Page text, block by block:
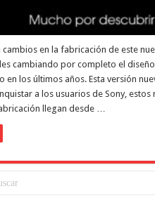
cambios en la fabricación de este
cambiando por completo el
en los últimos años. Esta versión
a los usuarios de Sony, estos
llegan desde …